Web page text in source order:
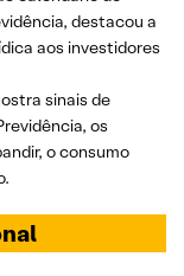
destacou a
aos investidores
sinais de
os
o consumo